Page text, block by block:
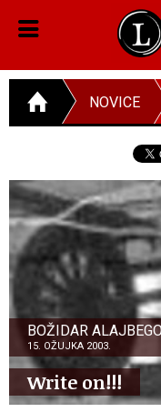
NOVICE
BOŽIDAR
15. OŽUJKA 2003.
Write on!!!